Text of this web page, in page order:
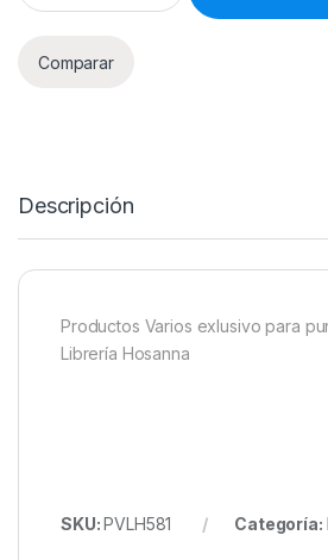
Comparar
Descripción
Productos Varios exlusivo para
Librería Hosanna
SKU:PVLH581 Categoría: